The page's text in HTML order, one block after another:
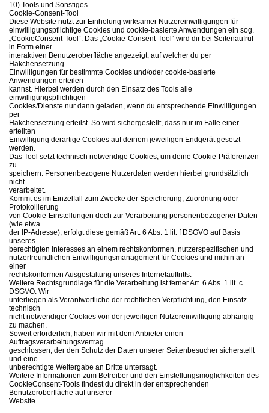
10) Tools und Sonstiges
Cookie-Consent-Tool
Diese Website nutzt zur Einholung wirksamer Nutzereinwilligungen für
einwilligungspflichtige Cookies und cookie-basierte Anwendungen ein sog.
„CookieConsent-Tool“. Das „Cookie-Consent-Tool“ wird dir bei Seitenaufruf
in Form einer
interaktiven Benutzeroberfläche angezeigt, auf welcher du per
Häkchensetzung
Einwilligungen für bestimmte Cookies und/oder cookie-basierte
Anwendungen erteilen
kannst. Hierbei werden durch den Einsatz des Tools alle
einwilligungspflichtigen
Cookies/Dienste nur dann geladen, wenn du entsprechende Einwilligungen
per
Häkchensetzung erteilst. So wird sichergestellt, dass nur im Falle einer
erteilten
Einwilligung derartige Cookies auf deinem jeweiligen Endgerät gesetzt
werden.
Das Tool setzt technisch notwendige Cookies, um deine Cookie-Präferenzen
zu
speichern. Personenbezogene Nutzerdaten werden hierbei grundsätzlich
nicht
verarbeitet.
Kommt es im Einzelfall zum Zwecke der Speicherung, Zuordnung oder
Protokollierung
von Cookie-Einstellungen doch zur Verarbeitung personenbezogener Daten
(wie etwa
der IP-Adresse), erfolgt diese gemäß Art. 6 Abs. 1 lit. f DSGVO auf Basis
unseres
berechtigten Interesses an einem rechtskonformen, nutzerspezifischen und
nutzerfreundlichen Einwilligungsmanagement für Cookies und mithin an
einer
rechtskonformen Ausgestaltung unseres Internetauftritts.
Weitere Rechtsgrundlage für die Verarbeitung ist ferner Art. 6 Abs. 1 lit. c
DSGVO. Wir
unterliegen als Verantwortliche der rechtlichen Verpflichtung, den Einsatz
technisch
nicht notwendiger Cookies von der jeweiligen Nutzereinwilligung abhängig
zu machen.
Soweit erforderlich, haben wir mit dem Anbieter einen
Auftragsverarbeitungsvertrag
geschlossen, der den Schutz der Daten unserer Seitenbesucher sicherstellt
und eine
unberechtigte Weitergabe an Dritte untersagt.
Weitere Informationen zum Betreiber und den Einstellungsmöglichkeiten des
CookieConsent-Tools findest du direkt in der entsprechenden
Benutzeroberfläche auf unserer
Website.